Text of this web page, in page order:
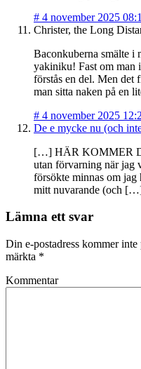
# 4 november 2025
Christer, the Long
Baconkuberna smälte i
yakiniku! Fast om man
förstås en del. Men det
man sitta naken på en
# 4 november 2025
De e mycke nu (och
[…] HÄR KOMMER
utan förvarning när jag
försökte minnas om
mitt nuvarande (och
Lämna ett svar
Din e-postadress kommer inte
märkta *
Kommentar